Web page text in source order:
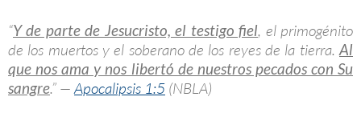
“Y de parte de Jesucristo, el testigo fiel, el primogénito
de los muertos y el soberano de los reyes de la tierra.Al
que nos ama y nos libertó de nuestros pecados con Su
sangre.” —Apocalipsis 1:5 (NBLA)